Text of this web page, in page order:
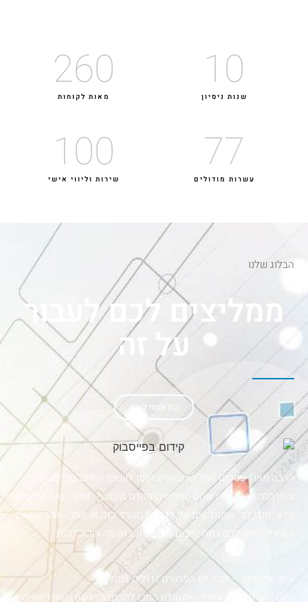
שנות ניסיון
10 מאות לקוחות
260
עשרות מודולים
77 שירות וליווי אישי
100
הבלוג שלנו
ממליצים לכם לעבור
על זה
קח אותי לשם
הרבה מאוד עסקים החליטו שהגיע הזמן לעשות קידום בפייסבוק
ומפרסמים בקבוצות שהם מחפשים מקדם מקצועי ואמין… ואנו קולטים
מלא "טובי לב" שממליצים על אדם או משרד כזה או אחר…אשריכם עם
ישראל… אתן לכם כמה טיפים (ותעשו עם זה מה שבא לכם)
אתר אינטרנט – למה יש הפרשים גדולים במחיר?
היום יותר מתמיד, אתרי האינטרנט הפכו למקום הראשון שאנו ניגשים